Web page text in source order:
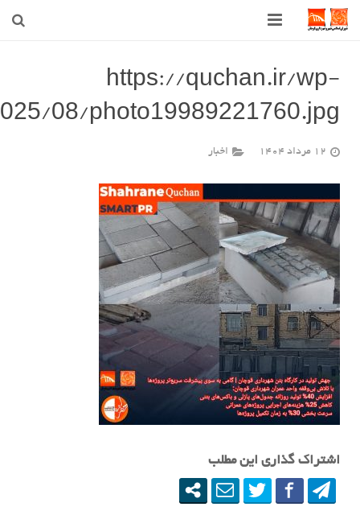
قوچان
ارتباط با ما
https://quchan.ir/wp-
08/photo19989221760.jpg
12 مرداد 1404 اخبار
اشتراک گذاری این مطلب